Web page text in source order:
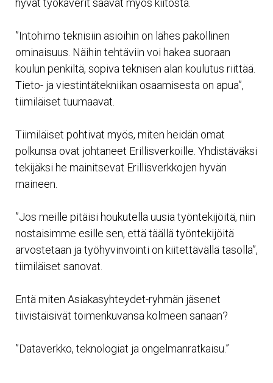
hyvät työkaverit saavat myös kiitosta.
”Intohimo teknisiin asioihin on lähes pakollinen
ominaisuus. Näihin tehtäviin voi hakea suoraan
koulun penkiltä, sopiva teknisen alan koulutus riittää.
Tieto- ja viestintätekniikan osaamisesta on apua”,
tiimiläiset tuumaavat.
Tiimiläiset pohtivat myös, miten heidän omat
polkunsa ovat johtaneet Erillisverkoille. Yhdistäväksi
tekijäksi he mainitsevat Erillisverkkojen hyvän
maineen.
”Jos meille pitäisi houkutella uusia työntekijöitä, niin
nostaisimme esille sen, että täällä työntekijöitä
arvostetaan ja työhyvinvointi on kiitettävällä tasolla”,
tiimiläiset sanovat.
Entä miten Asiakasyhteydet-ryhmän jäsenet
tiivistäisivät toimenkuvansa kolmeen sanaan?
”Dataverkko, teknologiat ja ongelmanratkaisu.”